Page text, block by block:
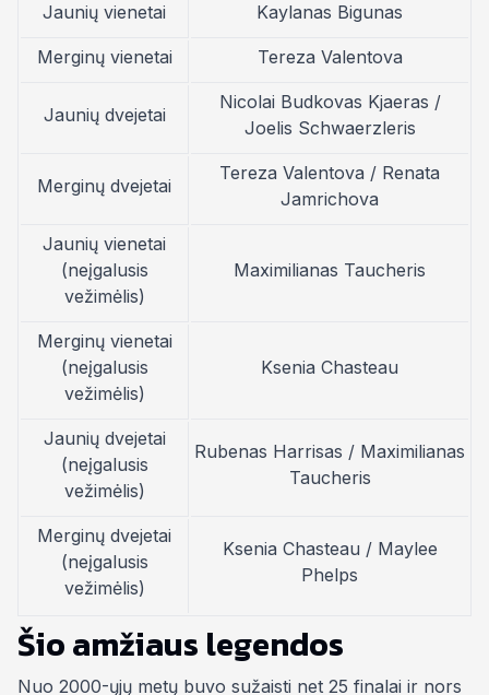
Jaunių vienetai Kaylanas Bigunas
Merginų vienetai Tereza Valentova
Jaunių dvejetai
Nicolai Budkovas Kjaeras /
Joelis Schwaerzleris
Merginų dvejetai
Tereza Valentova / Renata
Jamrichova
Jaunių vienetai
(neįgalusis
vežimėlis)
Maximilianas Taucheris
Merginų vienetai
(neįgalusis
vežimėlis)
Ksenia Chasteau
Jaunių dvejetai
(neįgalusis
vežimėlis)
Rubenas Harrisas / Maximilianas
Taucheris
Merginų dvejetai
(neįgalusis
vežimėlis)
Ksenia Chasteau / Maylee
Phelps
Šio amžiaus legendos
Nuo 2000-ųjų metų buvo sužaisti net 25 finalai ir nors